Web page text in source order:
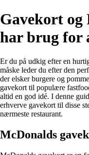
Gavekort og
har brug for
Er du på udkig efter en
måske leder du efter den
der elsker burgere og
gavekort til populære
altid en god idé. I denne
erhverve gavekort til disse
nærmeste restaurant.
McDonalds